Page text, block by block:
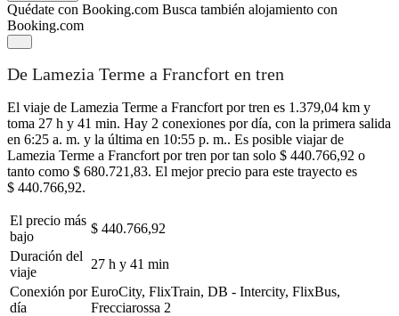
Quédate con Booking.com Busca también alojamiento con
Booking.com
De Lamezia Terme a Francfort en tren
El viaje de Lamezia Terme a Francfort por tren es 1.379,04 km y
toma 27 h y 41 min. Hay 2 conexiones por día, con la primera salida
en 6:25 a. m. y la última en 10:55 p. m.. Es posible viajar de
Lamezia Terme a Francfort por tren por tan solo $ 440.766,92 o
tanto como $ 680.721,83. El mejor precio para este trayecto es
$ 440.766,92.
El precio más
bajo
$ 440.766,92
Duración del
viaje
27 h y 41 min
Conexión por
día
EuroCity, FlixTrain, DB - Intercity, FlixBus,
Frecciarossa 2